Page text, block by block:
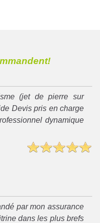
(jet de pierre sur
Devis pris en charge
dynamique
par mon assurance
dans les plus brefs